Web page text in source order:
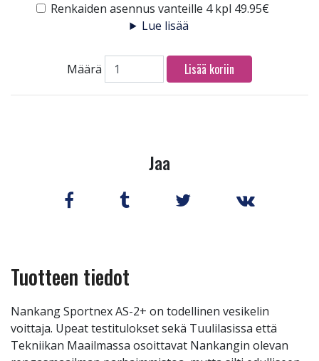
Renkaiden asennus vanteille 4 kpl 49.95€
Lue lisää
Määrä Lisää koriin
Jaa
Tuotteen tiedot
Nankang Sportnex AS-2+ on todellinen vesikelin
voittaja. Upeat testitulokset sekä Tuulilasissa että
Tekniikan Maailmassa osoittavat Nankangin olevan